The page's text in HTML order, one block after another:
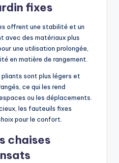
fixes
offrent une stabilité et un
avec des matériaux plus
une utilisation prolongée,
en matière de rangement.
sont plus légers et
ce qui les rend
ou les déplacements.
les fauteuils fixes
pour le confort.
chaises